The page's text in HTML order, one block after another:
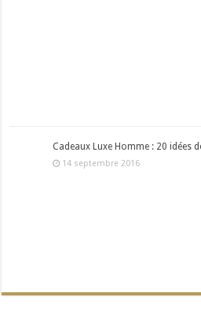
Cadeaux Luxe Homme : 20 idées
14 septembre 2016